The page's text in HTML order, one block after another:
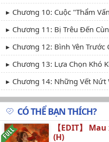
Chương 10: Cuộc "Thẩm
Chương 11: Bị Trêu Đến
Chương 12: Bình Yên Trước
Chương 13: Lựa Chọn Khó
Chương 14: Những Vết Nứt
Chương 15: Mâu Thuẫn
Chương 16: Vết Nứt Ngày
Chương 17: Xa Cách
CÓ THỂ BẠN THÍCH?
【EDIT】
(H)